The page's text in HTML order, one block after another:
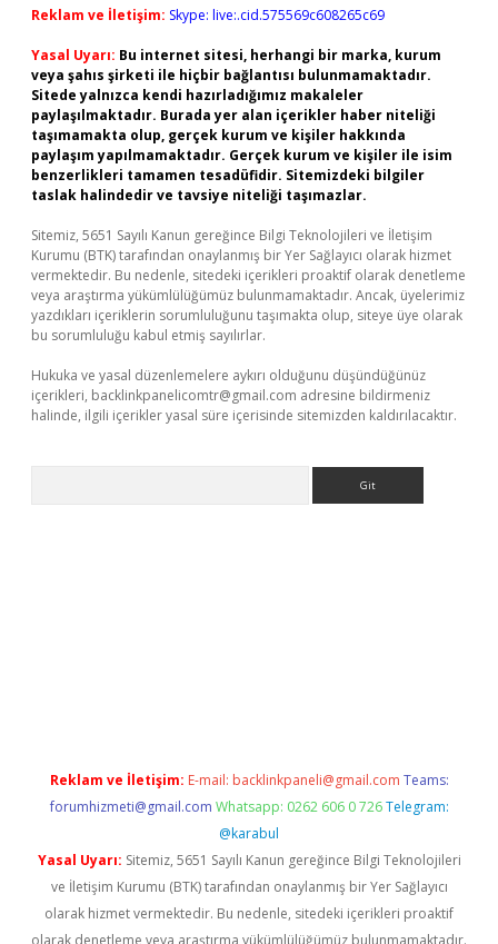
Reklam ve İletişim: Skype: live:.cid.575569c608265c69
Yasal Uyarı: Bu internet sitesi, herhangi bir marka, kurum
veya şahıs şirketi ile hiçbir bağlantısı bulunmamaktadır.
Sitede yalnızca kendi hazırladığımız makaleler
paylaşılmaktadır. Burada yer alan içerikler haber niteliği
taşımamakta olup, gerçek kurum ve kişiler hakkında
paylaşım yapılmamaktadır. Gerçek kurum ve kişiler ile isim
benzerlikleri tamamen tesadüfidir. Sitemizdeki bilgiler
taslak halindedir ve tavsiye niteliği taşımazlar.
Sitemiz, 5651 Sayılı Kanun gereğince Bilgi Teknolojileri ve İletişim
Kurumu (BTK) tarafından onaylanmış bir Yer Sağlayıcı olarak hizmet
vermektedir. Bu nedenle, sitedeki içerikleri proaktif olarak denetleme
veya araştırma yükümlülüğümüz bulunmamaktadır. Ancak, üyelerimiz
yazdıkları içeriklerin sorumluluğunu taşımakta olup, siteye üye olarak
bu sorumluluğu kabul etmiş sayılırlar.
Hukuka ve yasal düzenlemelere aykırı olduğunu düşündüğünüz
içerikleri, backlinkpanelicomtr@gmail.com adresine bildirmeniz
halinde, ilgili içerikler yasal süre içerisinde sitemizden kaldırılacaktır.
Reklam ve İletişim: E-mail: backlinkpaneli@gmail.com Teams:
forumhizmeti@gmail.com Whatsapp: 0262 606 0 726 Telegram:
@karabul
Yasal Uyarı: Sitemiz, 5651 Sayılı Kanun gereğince Bilgi Teknolojileri
ve İletişim Kurumu (BTK) tarafından onaylanmış bir Yer Sağlayıcı
olarak hizmet vermektedir. Bu nedenle, sitedeki içerikleri proaktif
olarak denetleme veya araştırma yükümlülüğümüz bulunmamaktadır.